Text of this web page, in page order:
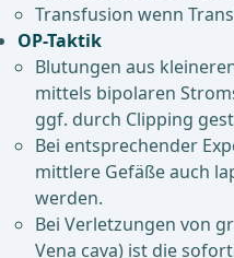
Transfusion wenn
OP-Taktik
Blutungen aus
mittels bipolaren
ggf. durch Clipping
Bei entsprechender
mittlere Gefäße auch
werden.
Bei Verletzungen von
Vena cava) ist die